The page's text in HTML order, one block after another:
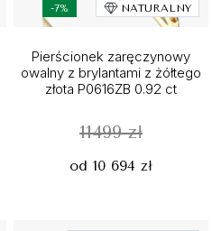
-7% NATURALNY
Pierścionek zaręczynowy
owalny z brylantami z żółtego
złota P0616ZB 0.92 ct
11499 zł
od 10 694 zł